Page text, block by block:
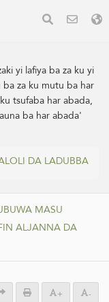
yi lafiya ba za ku yi
ba za ku mutu ba har
tsufaba har abada,
ba har abada'
DA LADUBBA
MASU
ALJANNA DA
+ -